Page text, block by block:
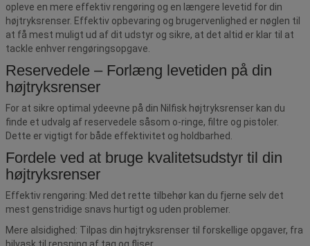
opleve en mere effektiv rengøring og en længere levetid for din
højtryksrenser. Effektiv opbevaring og brugervenlighed er nøglen til
at få mest muligt ud af dit udstyr og sikre, at det altid er klar til at
tackle enhver rengøringsopgave.
Reservedele – Forlæng levetiden på din
højtryksrenser
For at sikre optimal ydeevne på din Nilfisk højtryksrenser kan du
finde et udvalg af reservedele såsom o-ringe, filtre og pistoler.
Dette er vigtigt for både effektivitet og holdbarhed.
Fordele ved at bruge kvalitetsudstyr til din
højtryksrenser
Effektiv rengøring: Med det rette tilbehør kan du fjerne selv det
mest genstridige snavs hurtigt og uden problemer.
Mere alsidighed: Tilpas din højtryksrenser til forskellige opgaver, fra
bilvask til rensning af tag og fliser.